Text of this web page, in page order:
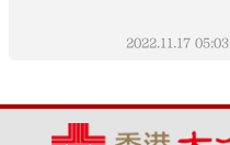
2022.11.17 05:03